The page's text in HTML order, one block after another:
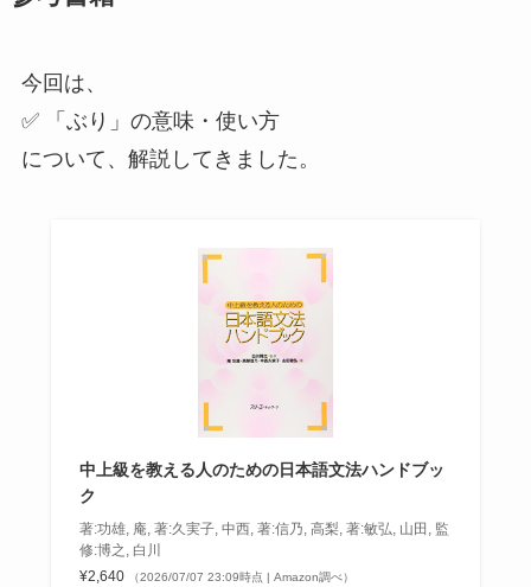
今回は、
✅ 「ぶり」の意味・使い方
について、解説してきました。
中上級を教える人のための日本語文法ハンドブッ
ク
著:功雄, 庵, 著:久実子, 中西, 著:信乃, 高梨, 著:敏弘, 山田, 監
修:博之, 白川
¥2,640
（2026/07/07 23:09時点 | Amazon調べ）